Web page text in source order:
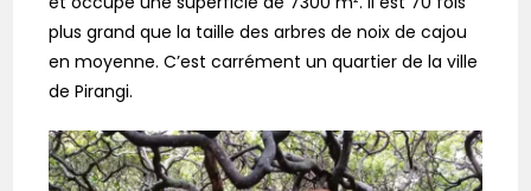
plus grand que la taille des arbres de noix de cajou
en moyenne. C’est carrément un quartier de la ville
de Pirangi.